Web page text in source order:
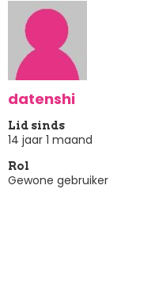
here:
datenshi
Lid sinds
14 jaar 1 maand
Rol
Gewone gebruiker